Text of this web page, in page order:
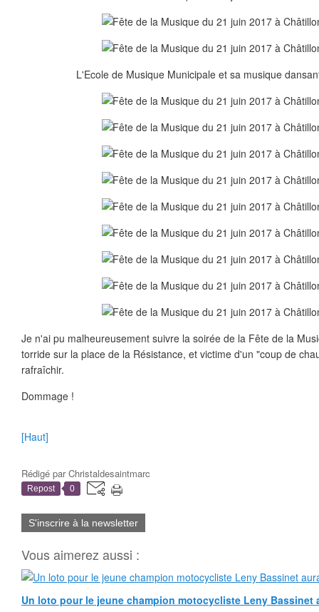
L'Ecole de Musique Municipale et sa musique
Je n'ai pu malheureusement suivre la soirée de la Fête de la
torride sur la place de la Résistance, et victime d'un "coup de
rafraîchir.
Dommage !
[Haut]
Rédigé parChristaldesaintmarc
Repost 0
S'inscrire à la newsletter
Vous aimerez aussi :
Un loto pour le jeune champion motocycliste Leny Bassinet